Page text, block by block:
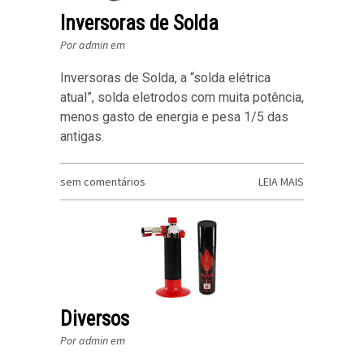
Inversoras de Solda
Por admin em
Inversoras de Solda, a “solda elétrica
atual”, solda eletrodos com muita potência,
menos gasto de energia e pesa 1/5 das
antigas.
sem comentários LEIA MAIS
Diversos
Por admin em